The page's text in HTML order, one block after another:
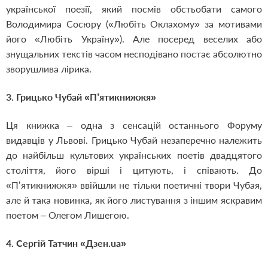
української поезії, який посмів обстьобати самого
Володимира Сосюру («Любіть Оклахому» за мотивами
його «Любіть Україну»). Але посеред веселих або
знущальних текстів часом несподівано постає абсолютно
зворушлива лірика.
3. Грицько Чубай «П’ятикнижжя»
Ця книжка – одна з сенсацій останнього Форуму
видавців у Львові. Грицько Чубай незаперечно належить
до найбільш культових українських поетів двадцятого
століття, його вірші і цитують, і співають. До
«П’ятикнижжя» ввійшли не тільки поетичні твори Чубая,
але й така новинка, як його листування з іншим яскравим
поетом – Олегом Лишегою.
4. Сергій Татчин «Дзен.ua»